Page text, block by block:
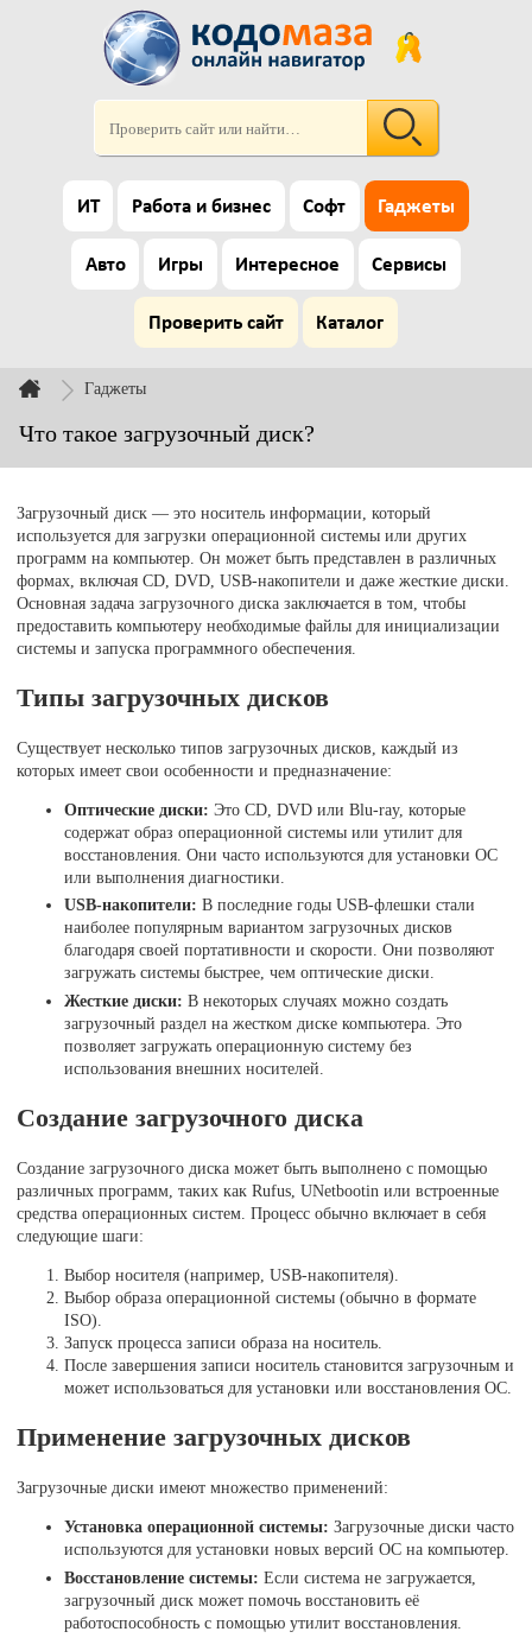
ИТ Работа и бизнес Софт Гаджеты
Авто Игры Интересное Сервисы
Проверить сайт Каталог
Гаджеты
Что такое загрузочный диск?
Загрузочный диск — это носитель информации, который
используется для загрузки операционной системы или других
программ на компьютер. Он может быть представлен в различных
формах, включая CD, DVD, USB-накопители и даже жесткие диски.
Основная задача загрузочного диска заключается в том, чтобы
предоставить компьютеру необходимые файлы для инициализации
системы и запуска программного обеспечения.
Типы загрузочных дисков
Существует несколько типов загрузочных дисков, каждый из
которых имеет свои особенности и предназначение:
Оптические диски: Это CD, DVD или Blu-ray, которые
содержат образ операционной системы или утилит для
восстановления. Они часто используются для установки ОС
или выполнения диагностики.
USB-накопители: В последние годы USB-флешки стали
наиболее популярным вариантом загрузочных дисков
благодаря своей портативности и скорости. Они позволяют
загружать системы быстрее, чем оптические диски.
Жесткие диски: В некоторых случаях можно создать
загрузочный раздел на жестком диске компьютера. Это
позволяет загружать операционную систему без
использования внешних носителей.
Создание загрузочного диска
Создание загрузочного диска может быть выполнено с помощью
различных программ, таких как Rufus, UNetbootin или встроенные
средства операционных систем. Процесс обычно включает в себя
следующие шаги:
Выбор носителя (например, USB-накопителя).
Выбор образа операционной системы (обычно в формате
ISO).
Запуск процесса записи образа на носитель.
После завершения записи носитель становится загрузочным и
может использоваться для установки или восстановления ОС.
Применение загрузочных дисков
Загрузочные диски имеют множество применений:
Установка операционной системы: Загрузочные диски часто
используются для установки новых версий ОС на компьютер.
Восстановление системы: Если система не загружается,
загрузочный диск может помочь восстановить её
работоспособность с помощью утилит восстановления.